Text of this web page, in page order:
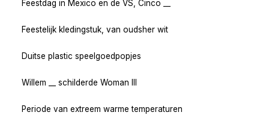
Feestdag in Mexico en de VS, Cinco __
Feestelijk kledingstuk, van oudsher wit
Duitse plastic speelgoedpopjes
Willem __ schilderde Woman III
Periode van extreem warme temperaturen